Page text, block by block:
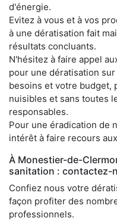
d'énergie.
Evitez à vous et à vos
à une dératisation fait
résultats concluants.
N'hésitez à faire appel
pour une dératisation
besoins et votre budget,
nuisibles et sans toutes
responsables.
Pour une éradication de
intérêt à faire recours
À Monestier-de-
sanitation : contactez-
Confiez nous votre
façon profiter des
professionnels.